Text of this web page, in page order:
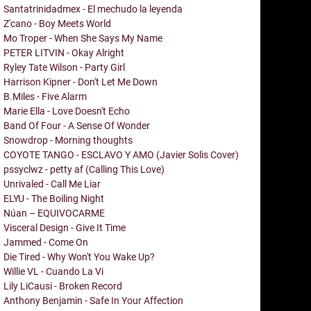
Santatrinidadmex - El mechudo la leyenda
Z'cano - Boy Meets World
Mo Troper - When She Says My Name
PETER LITVIN - Okay Alright
Ryley Tate Wilson - Party Girl
Harrison Kipner - Don't Let Me Down
B.Miles - Five Alarm
Marie Ella - Love Doesn't Echo
Band Of Four - A Sense Of Wonder
Snowdrop - Morning thoughts
COYOTE TANGO - ESCLAVO Y AMO (Javier Solis Cover)
pssyclwz - petty af (Calling This Love)
Unrivaled - Call Me Liar
ELYU - The Boiling Night
Núan – EQUIVOCARME
Visceral Design - Give It Time
Jammed - Come On
Die Tired - Why Won't You Wake Up?
Willie VL - Cuando La Vi
Lily LiCausi - Broken Record
Anthony Benjamin - Safe In Your Affection